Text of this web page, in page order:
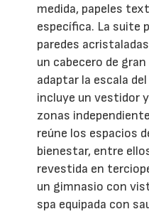
medida, papeles
específica. La suite
paredes
un cabecero de
adaptar la escala
incluye un vestidor
zonas
reúne los espacios
bienestar, entre
revestida en
un gimnasio con
spa equipada con